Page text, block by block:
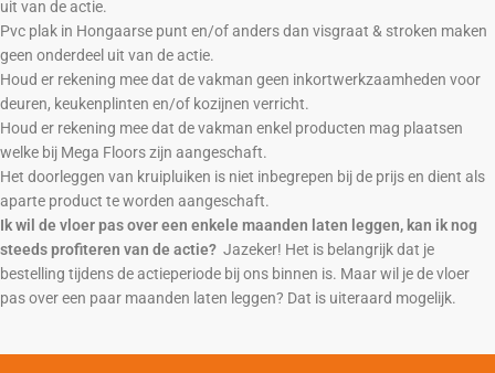
uit van de actie.
Pvc plak in Hongaarse punt en/of anders dan visgraat & stroken maken
geen onderdeel uit van de actie.
Houd er rekening mee dat de vakman geen inkortwerkzaamheden voor
deuren, keukenplinten en/of kozijnen verricht.
Houd er rekening mee dat de vakman enkel producten mag plaatsen
welke bij Mega Floors zijn aangeschaft.
Het doorleggen van kruipluiken is niet inbegrepen bij de prijs en dient als
aparte product te worden aangeschaft.
Ik wil de vloer pas over een enkele maanden laten leggen, kan ik nog
steeds profiteren van de actie? Jazeker! Het is belangrijk dat je
bestelling tijdens de actieperiode bij ons binnen is. Maar wil jede vloer
pas over een paar maanden laten leggen? Dat is uiteraard mogelijk.